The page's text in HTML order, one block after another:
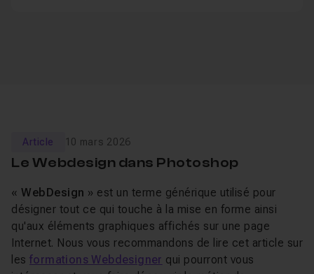
Article 10 mars 2026
Le Webdesign dans Photoshop
« WebDesign » est un terme générique utilisé pour
désigner tout ce qui touche à la mise en forme ainsi
qu'aux éléments graphiques affichés sur une page
Internet. Nous vous recommandons de lire cet article sur
les formations Webdesigner qui pourront vous